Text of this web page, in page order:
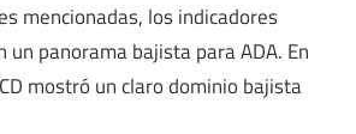
mencionadas, los indicadores
un panorama bajista para ADA. En
mostró un claro dominio bajista